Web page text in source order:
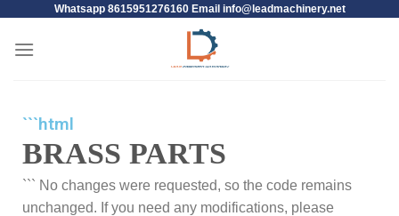
Whatsapp 8615951276160 Email info@leadmachinery.net
```html
BRASS PARTS
``` No changes were requested, so the code remains
unchanged. If you need any modifications, please